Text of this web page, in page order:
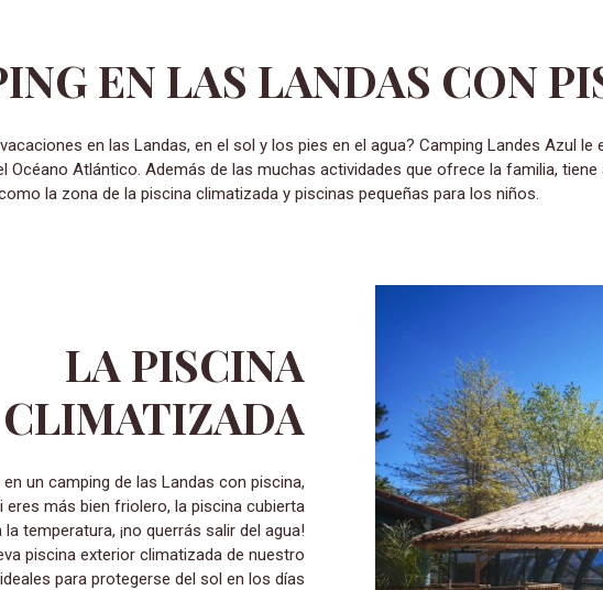
EN LAS LANDAS CON
Océano Atlántico. Además de las muchas actividades que ofrece la familia,
la zona de la piscina climatizada y piscinas pequeñas para los niños.
LA PISCINA
CLIMATIZADA
eres más bien friolero, la piscina cubierta
temperatura, ¡no querrás salir del agua!
piscina exterior climatizada de nuestro
para protegerse del sol en los días